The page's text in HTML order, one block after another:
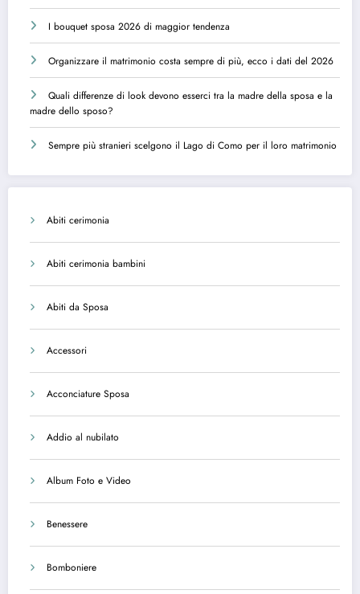
I bouquet sposa 2026 di maggior tendenza
Organizzare il matrimonio costa sempre di più, ecco i dati del 2026
Quali differenze di look devono esserci tra la madre della sposa e la
madre dello sposo?
Sempre più stranieri scelgono il Lago di Como per il loro matrimonio
Abiti cerimonia
Abiti cerimonia bambini
Abiti da Sposa
Accessori
Acconciature Sposa
Addio al nubilato
Album Foto e Video
Benessere
Bomboniere